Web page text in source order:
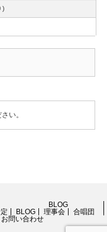
)
い。
BLOG
BLOG
理事会
合唱団
お問い合わせ